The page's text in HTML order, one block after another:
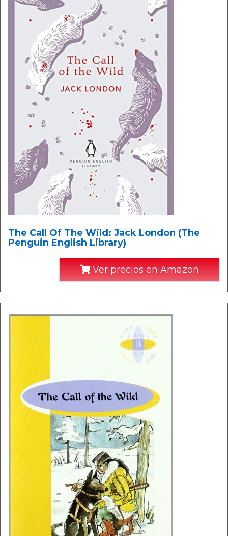
The Call Of The Wild: Jack London (The
Penguin English Library)
Ver precios en Amazon